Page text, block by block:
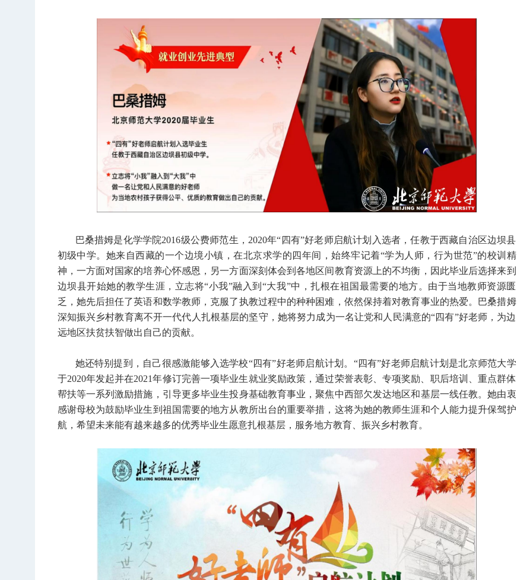
巴桑措姆是化学学院2016级公费师范生，2020年“四有”好老师启航计划入选者，任教于西藏自治区边坝县
初级中学。她来自西藏的一个边境小镇，在北京求学的四年间，始终牢记着“学为人师，行为世范”的校训精
神，一方面对国家的培养心怀感恩，另一方面深刻体会到各地区间教育资源上的不均衡，因此毕业后选择来到
边坝县开始她的教学生涯，立志将“小我”融入到“大我”中，扎根在祖国最需要的地方。由于当地教师资源匮
乏，她先后担任了英语和数学教师，克服了执教过程中的种种困难，依然保持着对教育事业的热爱。巴桑措姆
深知振兴乡村教育离不开一代代人扎根基层的坚守，她将努力成为一名让党和人民满意的“四有”好老师，为边
远地区扶贫扶智做出自己的贡献。
她还特别提到，自己很感激能够入选学校“四有”好老师启航计划。“四有”好老师启航计划是北京师范大学
于2020年发起并在2021年修订完善一项毕业生就业奖励政策，通过荣誉表彰、专项奖励、职后培训、重点群体
帮扶等一系列激励措施，引导更多毕业生投身基础教育事业，聚焦中西部欠发达地区和基层一线任教。她由衷
感谢母校为鼓励毕业生到祖国需要的地方从教所出台的重要举措，这将为她的教师生涯和个人能力提升保驾护
航，希望未来能有越来越多的优秀毕业生愿意扎根基层，服务地方教育、振兴乡村教育。